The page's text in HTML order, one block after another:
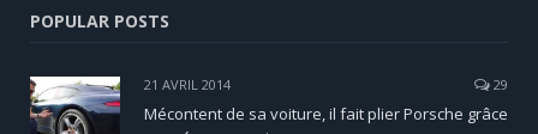
POPULAR POSTS
21 AVRIL 2014 29
Mécontent de sa voiture, il fait plier Porsche grâce